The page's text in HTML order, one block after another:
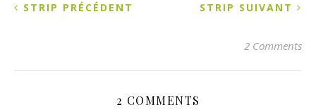
STRIP SUIVANT
STRIP PRÉCÉDENT
2 Comments
2 COMMENTS